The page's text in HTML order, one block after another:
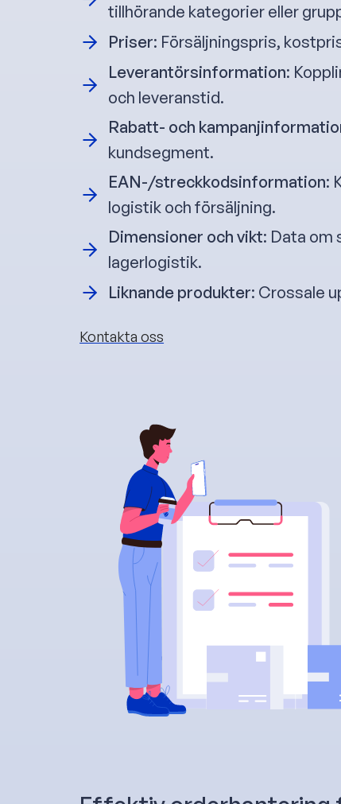
tillhörande kategorier eller
Priser: Försäljningspris,
Leverantörsinformation:
och leveranstid.
Rabatt- och
kundsegment.
EAN-/streckkodsinformation:
logistik och försäljning.
Dimensioner och vikt: Data om
lagerlogistik.
Liknande produkter: Crossale
Kontakta oss